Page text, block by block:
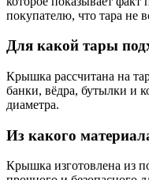
покупателю, что тара не
Для какой тары
Крышка рассчитана на
банки, вёдра, бутылки и
диаметра.
Из какого
Крышка изготовлена из